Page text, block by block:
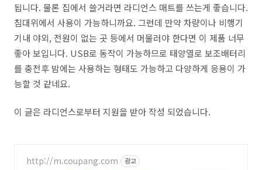
됩니다. 물론 집에서 쓸거라면 라디언스 매트를 쓰는게 좋습니다.
침대위에서 사용이 가능하니까요. 그런데 만약 차량이나 비행기
기내 야외, 전원이 없는 곳 등에서 머물러야 한다면 이 제품 너무
좋아 보입니다. USB로 동작이 가능하므로 태양열로 보조배터리
를 충전후 밤에는 사용하는 형태도 가능하고 다양하게 응용이 가
능할 것 같네요.
이 글은 라디언스로부터 지원을 받아 작성 되었습니다.
http://m.coupang.com 광고